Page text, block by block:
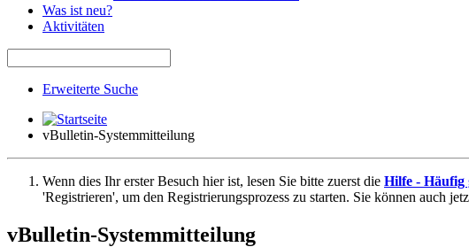
Was ist neu?
Aktivitäten
Erweiterte Suche
vBulletin-Systemmitteilung
Wenn dies Ihr erster Besuch hier ist, lesen Sie bitte zuerst die Hilfe - Häufig
'Registrieren', um den Registrierungsprozess zu starten. Sie können auch
vBulletin-Systemmitteilung